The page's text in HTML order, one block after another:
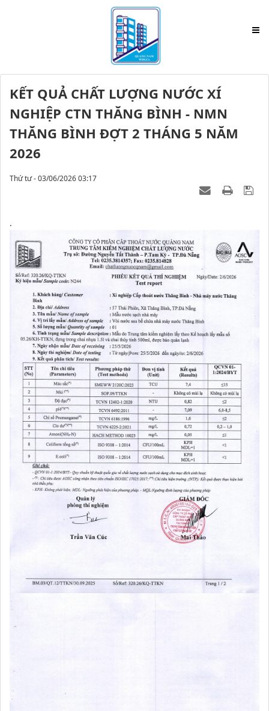
KẾT QUẢ CHẤT LƯỢNG NƯỚC XÍ
NGHIỆP CTN THĂNG BÌNH - NMN
THĂNG BÌNH ĐỢT 2 THÁNG 5 NĂM
2026
Thứ tư - 03/06/2026 03:17
.